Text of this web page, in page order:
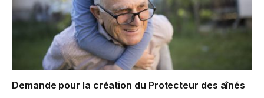
Demande pour la création du Protecteur des aînés